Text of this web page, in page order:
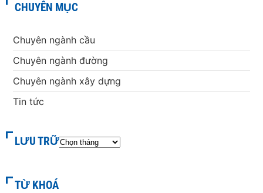
CHUYÊN MỤC
Chuyên ngành cầu
Chuyên ngành đường
Chuyên ngành xây dựng
Tin tức
LƯU TRỮ
TỪ KHOÁ